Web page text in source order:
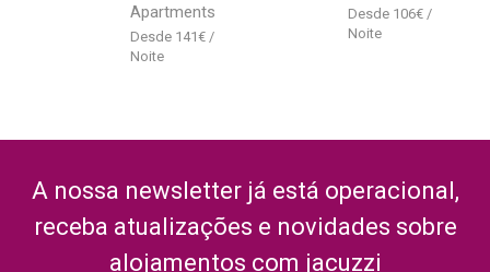
Apartments
141€
106€
A nossa newsletter já está operacional,
receba atualizações e novidades sobre
alojamentos com jacuzzi